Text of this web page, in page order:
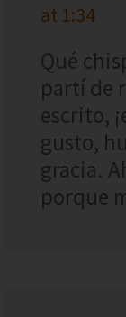
at 1:34
Qué
partí de
escrito,
gusto,
gracia.
porque